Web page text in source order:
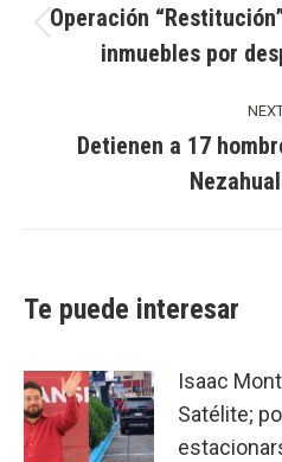
Operación
inmuebles por
Detienen a 17
Te puede interesar
Isaac
Satélite;